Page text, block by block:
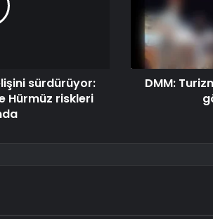
sürdürüyor:
Hürmüz riskleri
DMM: